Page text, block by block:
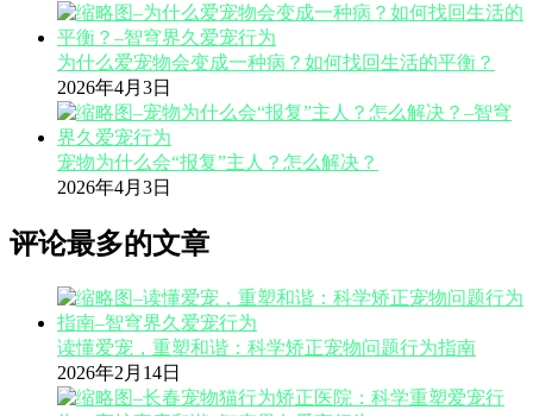
为什么爱宠物会变成一种病？如何找回生活的平衡？
2026年4月3日
宠物为什么会“报复”主人？怎么解决？
2026年4月3日
评论最多的文章
读懂爱宠，重塑和谐：科学矫正宠物问题行为指南
2026年2月14日